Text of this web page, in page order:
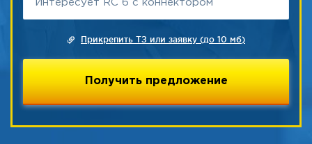
Прикрепить ТЗ или заявку (до 10 мб)